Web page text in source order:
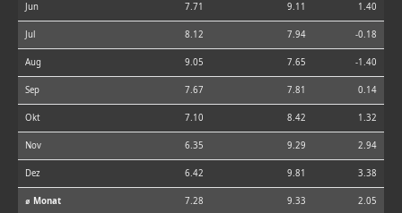
Jun 7.71 9.11 1.40
Jul 8.12 7.94 -0.18
Aug 9.05 7.65 -1.40
Sep 7.67 7.81 0.14
Okt 7.10 8.42 1.32
Nov 6.35 9.29 2.94
Dez 6.42 9.81 3.38
⌀ Monat 7.28 9.33 2.05